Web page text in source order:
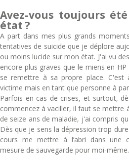
Avez-vous toujours
état ?
A part dans mes plus grands
tentatives de suicide que je déplore
ou moins lucide sur mon état. J'ai vu
encore plus graves que le miens en
se remettre à sa propre place.
victime mais en tant que personne à
Parfois en cas de crises, et surtout,
commencez à vaciller, il faut se mettre
de seize ans de maladie, j'ai compris
Dès que je sens la dépression trop
cours me mettre à l’abri dans une
mesure de sauvegarde pour moi-même.